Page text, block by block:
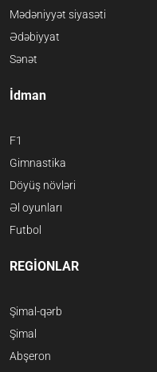
Mədəniyyət siyasəti
Ədəbiyyat
Sənət
İdman
F1
Gimnastika
Döyüş növləri
Əl oyunları
Futbol
REGİONLAR
Şimal-qərb
Şimal
Abşeron